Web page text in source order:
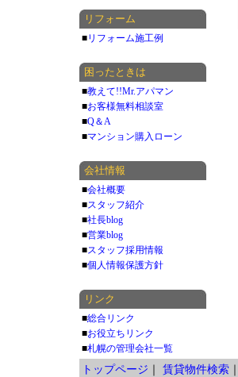
リフォーム
■リフォーム施工例
困ったときは
■教えて!!Mr.アパマン
■お客様無料相談室
■Q＆A
■マンション購入ローン
会社情報
■会社概要
■スタッフ紹介
■社長blog
■営業blog
■スタッフ採用情報
■個人情報保護方針
リンク
■総合リンク
■お役立ちリンク
■札幌の管理会社一覧
トップページ 賃貸物件検索｜